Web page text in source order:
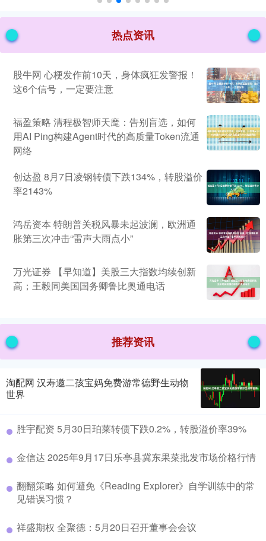
热点资讯
股牛网 心梗发作前10天，身体疯狂发警报！
这6个信号，一定要注意
福盈策略 清程极智师天麾：告别盲选，如何
用AI Ping构建Agent时代的高质量Token流通
网络
创达盈 8月7日凌钢转债下跌134%，转股溢价
率2143%
鸿岳资本 特朗普关税风暴未起波澜，欧洲通
胀第三次冲击“雷声大雨点小”
万光证券 【早知道】美股三大指数均续创新
高；王毅同美国国务卿鲁比奥通电话
推荐资讯
淘配网 汉寿邀二孩宝妈免费游常德野生动物
世界
胜宇配资 5月30日珀莱转债下跌0.2%，转股溢价率39%
金信达 2025年9月17日乐亭县冀东果菜批发市场价格行情
翻翻策略 如何避免《Reading Explorer》自学训练中的常
见错误习惯？
祥盛期权 全聚德：5月20日召开董事会会议